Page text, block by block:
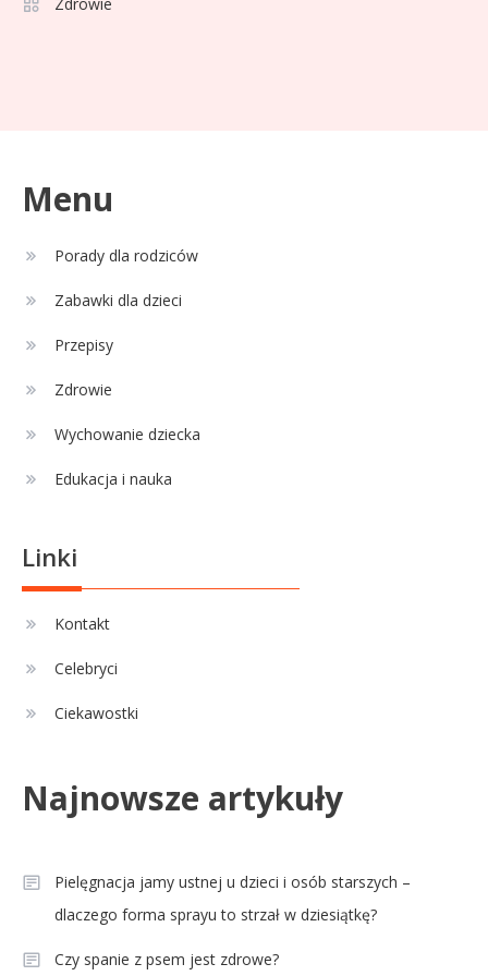
2
Adamek wiek: ile lat ma legenda
Zdrowie
Menu
Porady dla rodziców
Zabawki dla dzieci
Przepisy
Zdrowie
Wychowanie dziecka
Edukacja i nauka
Linki
Kontakt
Celebryci
Ciekawostki
Najnowsze artykuły
Pielęgnacja jamy ustnej u dzieci i osób starszych –
dlaczego forma sprayu to strzał w dziesiątkę?
Czy spanie z psem jest zdrowe?